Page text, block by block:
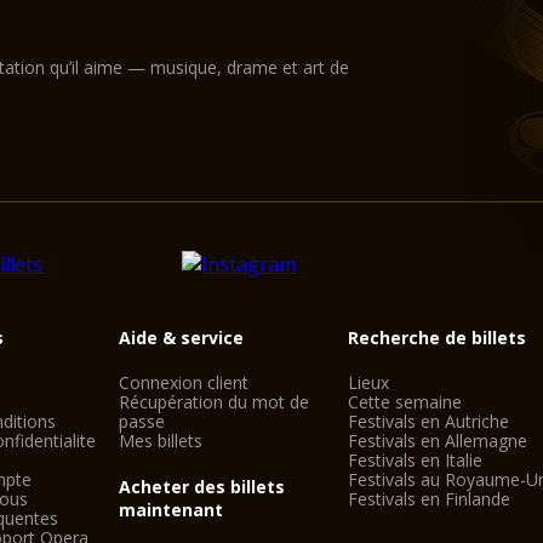
fanatisme) dont
Bavière) et
cercles
Le festival a le
représentations à
habituel des opéras
operateurs
représentation et
Conférence de
Avant chaque
wagnerophile loge
Wahnfried, la
soirée) et se rend
dès ce moment de
la « Colline verte »
qu’il aime — musique, drame et art de
Opera
Aide & service
Connexion client
Récupération du mot de
passe
Mes billets
Acheter des billets
maintenant
Recherche de billets
Lieux
Cette semaine
Festivals en Autriche
Festivals en Allemagne
Festivals en Italie
Festivals au Royaume-
Festivals en Finlande